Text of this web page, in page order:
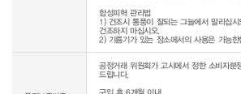
합성피혁 관리법
1) 건조시 통풍이 잘되는 그늘에서 말리십
건조하지 마십시오.
공정거래 위원회가 고시에서 정한 소비자분
드립니다.
구입 후 6개월 이내